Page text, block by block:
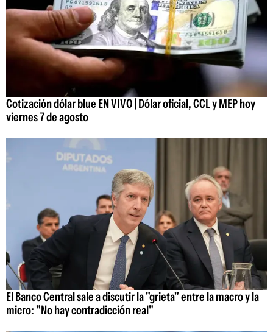
Cotización dólar blue EN VIVO | Dólar oficial, CCL y MEP hoy
viernes 7 de agosto
El Banco Central sale a discutir la "grieta" entre la macro y la
micro: "No hay contradicción real"